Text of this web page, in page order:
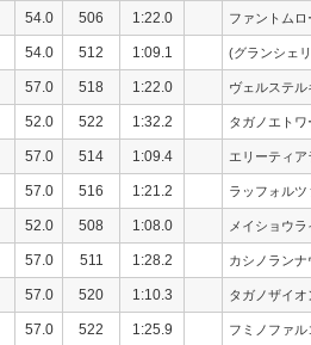
54.0 506 1:22.0 ファントムロ
54.0 512 1:09.1 (グランシェ
57.0 518 1:22.0 ヴェルステル
52.0 522 1:32.2 タガノエトワ
57.0 514 1:09.4 エリーティア
57.0 516 1:21.2 ラッフォルツ
52.0 508 1:08.0 メイショウラ
57.0 511 1:28.2 カシノランナ
57.0 520 1:10.3 タガノザイオ
57.0 522 1:25.9 フミノファル